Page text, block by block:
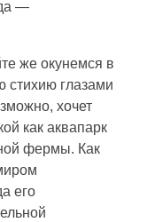
—
же окунемся в
стихию глазами
хочет
как аквапарк
фермы. Как
его